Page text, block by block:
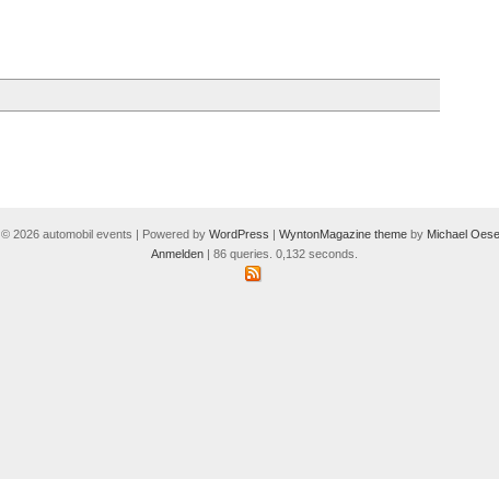
© 2026 automobil events | Powered by WordPress | WyntonMagazine theme by Michael
Anmelden| 86 queries. 0,132 seconds.